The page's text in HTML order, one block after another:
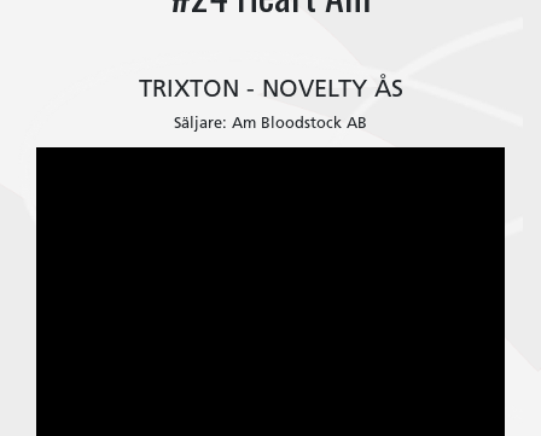
TRIXTON - NOVELTY ÅS
Säljare: Am Bloodstock AB